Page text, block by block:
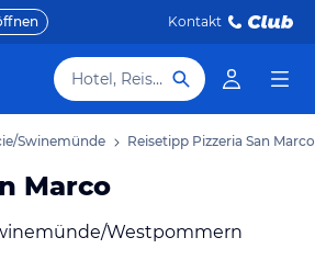
Kontakt
Hotel, Reiseziel
Swinemünde Reisetipp Pizzeria San Marco
Marco
Westpommern